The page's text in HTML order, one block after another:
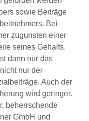
sowie Beiträge
Bei
zugunsten einer
seines Gehalts.
dann nur das
nur der
Auch der
wird geringer.
beherrschende
GmbH und